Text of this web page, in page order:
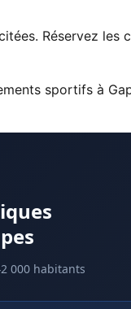
Réservez
sportifs à
000 habitants